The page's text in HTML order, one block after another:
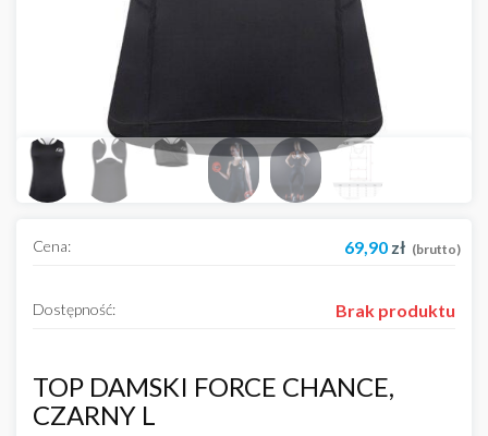
TOP DAMSKI FORCE CHANCE,
CZARNY L
Cena: 69,90 zł (brutto)
Dostępność: Brak produktu